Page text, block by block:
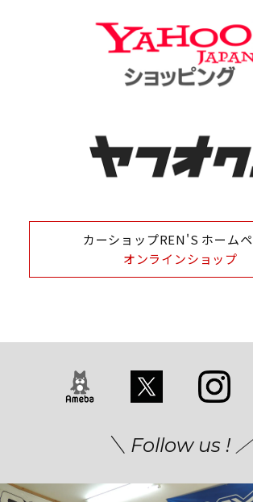
カーショップREN'S ホーム
オンラインショップ
＼ Follow us !